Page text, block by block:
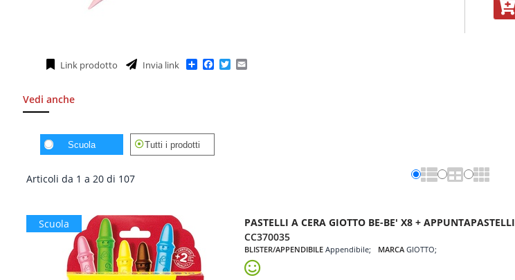
Link prodotto Invia link Condividi
Facebook
TwitterEmail
Vedi anche
Scuola Tutti i prodotti
Articoli da 1 a 20 di 107
Scuola
PASTELLI A CERA GIOTTO BE-BE' X8 + APPUNTAPASTELLI
CC370035
BLISTER/APPENDIBILE Appendibile MARCA GIOTTO